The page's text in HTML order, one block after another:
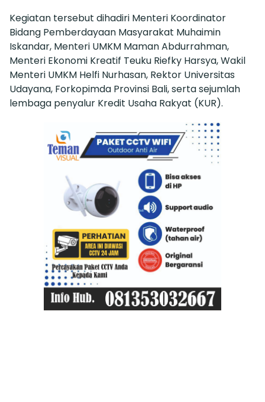
Kegiatan tersebut dihadiri Menteri Koordinator
Bidang Pemberdayaan Masyarakat Muhaimin
Iskandar, Menteri UMKM Maman Abdurrahman,
Menteri Ekonomi Kreatif Teuku Riefky Harsya, Wakil
Menteri UMKM Helfi Nurhasan, Rektor Universitas
Udayana, Forkopimda Provinsi Bali, serta sejumlah
lembaga penyalur Kredit Usaha Rakyat (KUR).